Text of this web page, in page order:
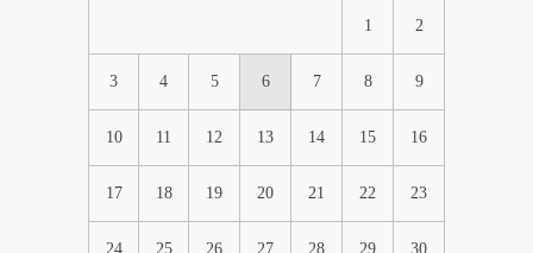
1 2
3 4 5 6 7 8 9
10 11 12 13 14 15 16
17 18 19 20 21 22 23
24 25 26 27 28 29 30